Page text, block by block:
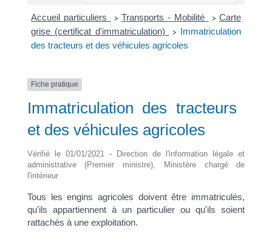
Accueil particuliers > Transports - Mobilité > Carte
grise (certificat d'immatriculation)
> Immatriculation
des tracteurs et des véhicules agricoles
Fiche pratique
Immatriculation des tracteurs
et des véhicules agricoles
Vérifié le 01/01/2021 - Direction de l'information légale et
administrative (Premier ministre), Ministère chargé de
l'intérieur
Tous les engins agricoles doivent être immatriculés,
qu'ils appartiennent à un particulier ou qu'ils soient
rattachés à une exploitation.